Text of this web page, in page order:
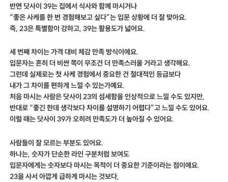
반면 닷사이 39는 집에서 식사와 함께 마시거나
“좋은 사케를 한 번 경험해보고 싶다”는 입문 상황에 더 잘 맞아요.
즉, 23은 특별함이 강하고, 39는 활용도가 넓어요.
세 번째 차이는 가격 대비 체감 만족 방식이에요.
입문자는 흔히 더 비싼 쪽이 무조건 더 만족스러울 거라고 생각해요.
그런데 실제로는 첫 사케 경험에서 중요한 건 절대적인 등급보다
내가 그 차이를 편하게 느낄 수 있는가예요.
처음 마시는 사람은 닷사이 23의 섬세함을 인상적으로 느낄 수도 있지만,
반대로 “좋긴 한데 생각보다 차이를 설명하기 어렵다”고 느낄 수도 있어요.
이럴 때는 닷사이 39가 오히려 만족도가 더 높아질 수 있어요.
사람들이 잘 모르는 부분도 있어요.
하나는, 숫자가 단순한 라인 구분처럼 보여도
입문자에게는 숫자보다 마시는 목적이 더 중요한 기준이라는 점이에요.
23을 사서 아깝게 급하게 마시는 것보다,